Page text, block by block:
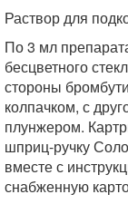
Раствор для
По 3 мл
бесцветного
стороны
колпачком, с
плунжером.
шприц-ручку
вместе с
снабженную